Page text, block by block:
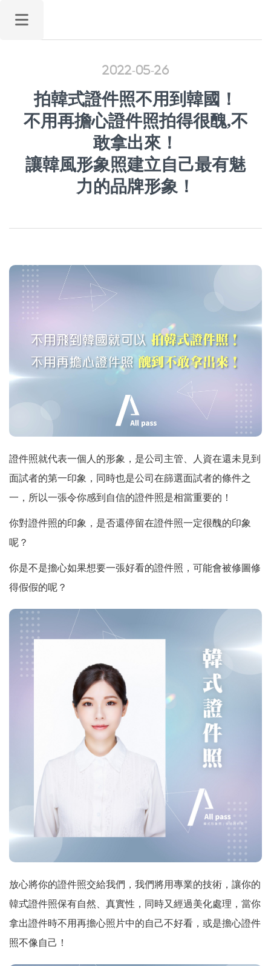
ALL PASS 首頁
攝影服務
攝影作品
關於我們
精選文章
立即預約 ➔
0983-279-907
[台北西門店]台北市中華路1段59
[桃園中壢店]桃園市中壢區中北路
[新竹中正店]新竹市經國路二段
100號6樓
[台中五權店]台中市西區台灣大道
[高雄三民店]高雄市三民區博愛一
Copyright © 2026 ALL PASS
PHOTOGRAPHY STUDIO All
2022-05-26
拍韓式證件照不用到韓國！
不用再擔心證件照拍得很醜,不
敢拿出來！
讓韓風形象照建立自己最有魅
力的品牌形象！
證件照就代表一個人的形象，是公司主管、人資在還未見到
面試者的第一印象，同時也是公司在篩選面試者的條件之
一，所以一張令你感到自信的證件照是相當重要的！
你對證件照的印象，是否還停留在證件照一定很醜的印象
呢？
你是不是擔心如果想要一張好看的證件照，可能會被修圖修
得假假的呢？
放心將你的證件照交給我們，我們將用專業的技術，讓你的
韓式證件照保有自然、真實性，同時又經過美化處理，當你
拿出證件時不用再擔心照片中的自己不好看，或是擔心證件
照不像自己！